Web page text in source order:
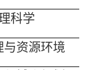
科学
与资源环境